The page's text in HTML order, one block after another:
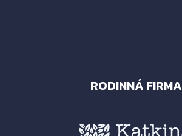
RODINNÁ FIRMA